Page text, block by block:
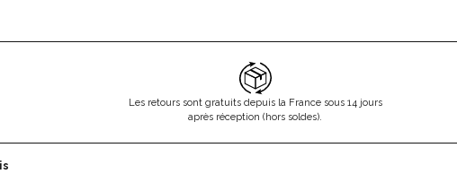
Les retours sont gratuits depuis la France sous 14 jours
après réception (hors soldes).